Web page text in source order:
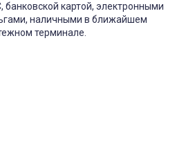
банковской картой, электронными
наличными в ближайшем
терминале.